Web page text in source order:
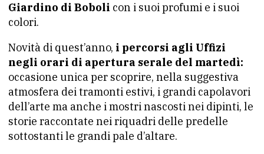
Giardino di Boboli con i suoi profumi e i suoi
colori.
Novità di quest’anno, i percorsi agli Uffizi
negli orari di apertura serale del martedì:
occasione unica per scoprire, nella suggestiva
atmosfera dei tramonti estivi, i grandi capolavori
dell’arte ma anche i mostri nascosti nei dipinti, le
storie raccontate nei riquadri delle predelle
sottostanti le grandi pale d’altare.